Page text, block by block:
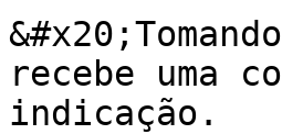
recebe uma
indicação.